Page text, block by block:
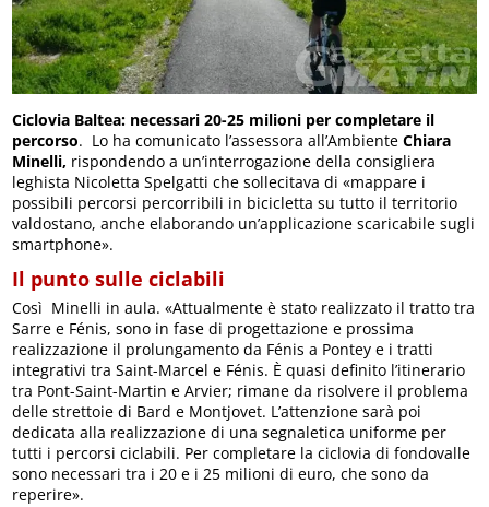
Ciclovia Baltea: necessari 20-25 milioni per completare il
percorso. Lo ha comunicato l’assessora all’Ambiente Chiara
Minelli, rispondendo a un’interrogazione della consigliera
leghista Nicoletta Spelgatti che sollecitava di «mappare i
possibili percorsi percorribili in bicicletta su tutto il territorio
valdostano, anche elaborando un’applicazione scaricabile sugli
smartphone».
Il punto sulle ciclabili
Così Minelli in aula. «Attualmente è stato realizzato il tratto tra
Sarre e Fénis, sono in fase di progettazione e prossima
realizzazione il prolungamento da Fénis a Pontey e i tratti
integrativi tra Saint-Marcel e Fénis. È quasi definito l’itinerario
tra Pont-Saint-Martin e Arvier; rimane da risolvere il problema
delle strettoie di Bard e Montjovet. L’attenzione sarà poi
dedicata alla realizzazione di una segnaletica uniforme per
tutti i percorsi ciclabili. Per completare la ciclovia di fondovalle
sono necessari tra i 20 e i 25 milioni di euro, che sono da
reperire».